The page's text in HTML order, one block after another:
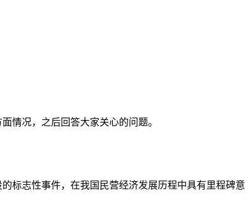
情况，之后回答大家关心的问题。
标志性事件，在我国民营经济发展历程中具有里程碑意